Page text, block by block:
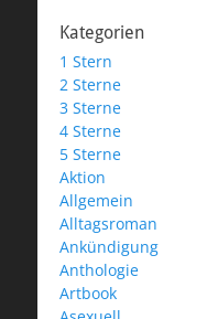
Kategorien
1 Stern
2 Sterne
3 Sterne
4 Sterne
5 Sterne
Aktion
Allgemein
Alltagsroman
Ankündigung
Anthologie
Artbook